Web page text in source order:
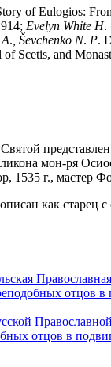
of Eulogios:
Evelyn White H.
A. Ševchenko N. P.
Scetis, and
мон-ря
1535 г.,
как старец
отцов в
отцов в